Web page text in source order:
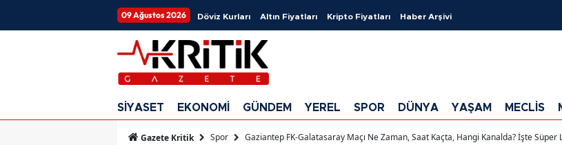
09 Ağustos 2026 Döviz Kurları Altın Fiyatları Kripto Fiyatları Haber Arşivi
SİYASET EKONOMİ GÜNDEM YEREL SPOR DÜNYA YAŞAM MECLİS
Gazete Kritik Spor Gaziantep FK-Galatasaray Maçı Ne Zaman, Saat Kaçta, Hangi Kanalda? İşte Süper